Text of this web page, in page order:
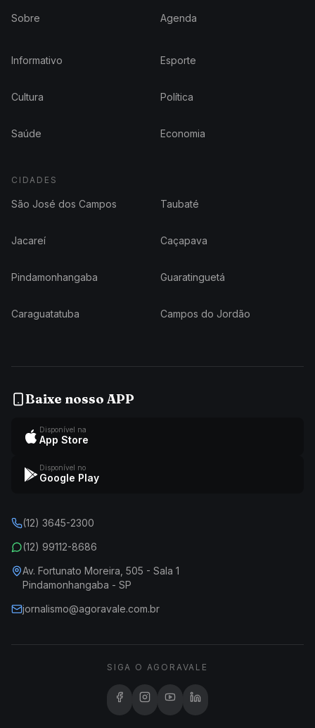
Sobre Agenda
Informativo Esporte
Cultura Política
Saúde Economia
CIDADES
São José dos Campos Taubaté
Jacareí Caçapava
Pindamonhangaba Guaratinguetá
Caraguatatuba Campos do Jordão
Baixe nosso APP
Disponível na
App Store
Disponível no
Google Play
(12) 3645-2300
(12) 99112-8686
Av. Fortunato Moreira, 505 - Sala 1
Pindamonhangaba - SP
jornalismo@agoravale.com.br
SIGA O AGORAVALE